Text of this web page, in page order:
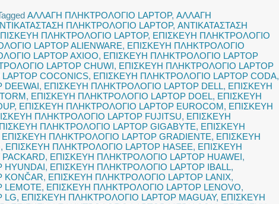
ΑΛΛΑΓΗ ΠΛΗΚΤΡΟΛΟΓΙΟ LAPTOP, ΑΛΛΑΓΗ
ΠΛΗΚΤΡΟΛΟΓΙΟ LAPTOP, ΑΝΤΙΚΑΤΑΣΤΑΣΗ
ΠΛΗΚΤΡΟΛΟΓΙΟ LAPTOP, ΕΠΙΣΚΕΥΗ ΠΛΗΚΤΡΟΛΟΓΙΟ
LAPTOP ALIENWARE, ΕΠΙΣΚΕΥΗ ΠΛΗΚΤΡΟΛΟΓΙΟ
LAPTOP AXIOO, ΕΠΙΣΚΕΥΗ ΠΛΗΚΤΡΟΛΟΓΙΟ LAPTOP
LAPTOP CHUWI, ΕΠΙΣΚΕΥΗ ΠΛΗΚΤΡΟΛΟΓΙΟ LAPTOP
COCONICS, ΕΠΙΣΚΕΥΗ ΠΛΗΚΤΡΟΛΟΓΙΟ LAPTOP CODA,
, ΕΠΙΣΚΕΥΗ ΠΛΗΚΤΡΟΛΟΓΙΟ LAPTOP DELL, ΕΠΙΣΚΕΥΗ
, ΕΠΙΣΚΕΥΗ ΠΛΗΚΤΡΟΛΟΓΙΟ LAPTOP DOEL, ΕΠΙΣΚΕΥΗ
, ΕΠΙΣΚΕΥΗ ΠΛΗΚΤΡΟΛΟΓΙΟ LAPTOP EUROCOM, ΕΠΙΣΚΕΥΗ
ΠΛΗΚΤΡΟΛΟΓΙΟ LAPTOP FUJITSU, ΕΠΙΣΚΕΥΗ
ΠΛΗΚΤΡΟΛΟΓΙΟ LAPTOP GIGABYTE, ΕΠΙΣΚΕΥΗ
ΕΠΙΣΚΕΥΗ ΠΛΗΚΤΡΟΛΟΓΙΟ LAPTOP GRADIENTE, ΕΠΙΣΚΕΥΗ
, ΕΠΙΣΚΕΥΗ ΠΛΗΚΤΡΟΛΟΓΙΟ LAPTOP HASEE, ΕΠΙΣΚΕΥΗ
, ΕΠΙΣΚΕΥΗ ΠΛΗΚΤΡΟΛΟΓΙΟ LAPTOP HUAWEI,
, ΕΠΙΣΚΕΥΗ ΠΛΗΚΤΡΟΛΟΓΙΟ LAPTOP IBALL,
, ΕΠΙΣΚΕΥΗ ΠΛΗΚΤΡΟΛΟΓΙΟ LAPTOP LANIX,
, ΕΠΙΣΚΕΥΗ ΠΛΗΚΤΡΟΛΟΓΙΟ LAPTOP LENOVO,
LG, ΕΠΙΣΚΕΥΗ ΠΛΗΚΤΡΟΛΟΓΙΟ LAPTOP MAGUAY, ΕΠΙΣΚΕΥΗ